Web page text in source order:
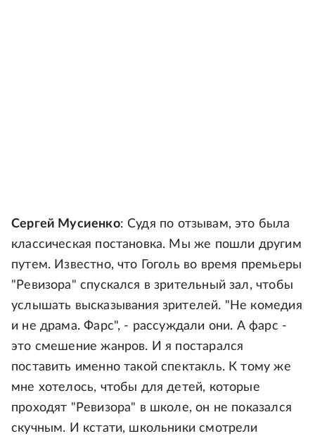
Сергей Мусиенко: Судя по отзывам, это была
классическая постановка. Мы же пошли другим
путем. Известно, что Гоголь во время премьеры
"Ревизора" спускался в зрительный зал, чтобы
услышать высказывания зрителей. "Не комедия
и не драма. Фарс", - рассуждали они. А фарс -
это смешение жанров. И я постарался
поставить именно такой спектакль. К тому же
мне хотелось, чтобы для детей, которые
проходят "Ревизора" в школе, он не показался
скучным. И кстати, школьники смотрели